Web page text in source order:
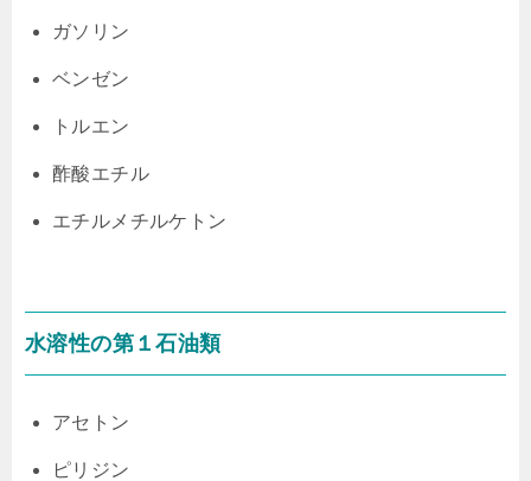
ガソリン
ベンゼン
トルエン
酢酸エチル
エチルメチルケトン
水溶性の第１石油類
アセトン
ピリジン